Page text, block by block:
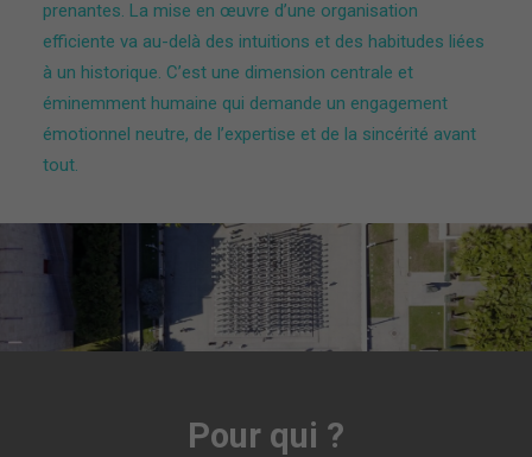
prenantes. La mise en œuvre d’une organisation
efficiente va au-delà des intuitions et des habitudes liées
à un historique. C’est une dimension centrale et
éminemment humaine qui demande un engagement
émotionnel neutre, de l’expertise et de la sincérité avant
tout.
Pour qui ?